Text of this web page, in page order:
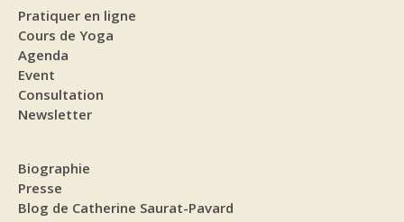
Pratiquer en ligne
Cours de Yoga
Agenda
Event
Consultation
Newsletter
Biographie
Presse
Blog de Catherine Saurat-Pavard